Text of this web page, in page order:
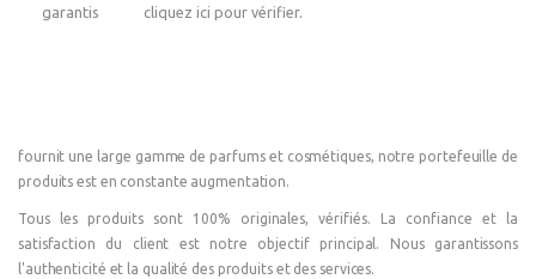
cliquez ici pour vérifier.
fournit une large gamme de parfums et cosmétiques, notre portefeuille de
produits est en constante augmentation.
Tous les produits sont 100% originales, vérifiés. La confiance et la
satisfaction du client est notre objectif principal. Nous garantissons
l'authenticité et la qualité des produits et des services.